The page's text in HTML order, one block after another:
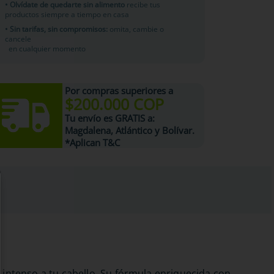
• Olvídate de quedarte sin alimentorecibe tus
productos siempre a tiempo en casa
• Sin tarifas, sin compromisos: omita, cambie o
cancele
en cualquier momento
Por compras superiores a
$200.000 COP
Tu envío es GRATISa:
Magdalena, Atlántico y Bolívar.
*Aplican T&C